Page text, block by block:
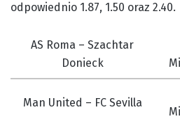
odpowiednio 1.87, 1.50 oraz 2.40.
AS Roma – Szachtar
Donieck
Man United – FC Sevilla